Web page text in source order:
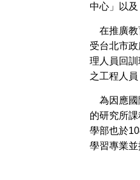
中心」以及
在推廣教
受台北市
理人員回
之工程人
為因應國
的研究所
學部也於
學習專業